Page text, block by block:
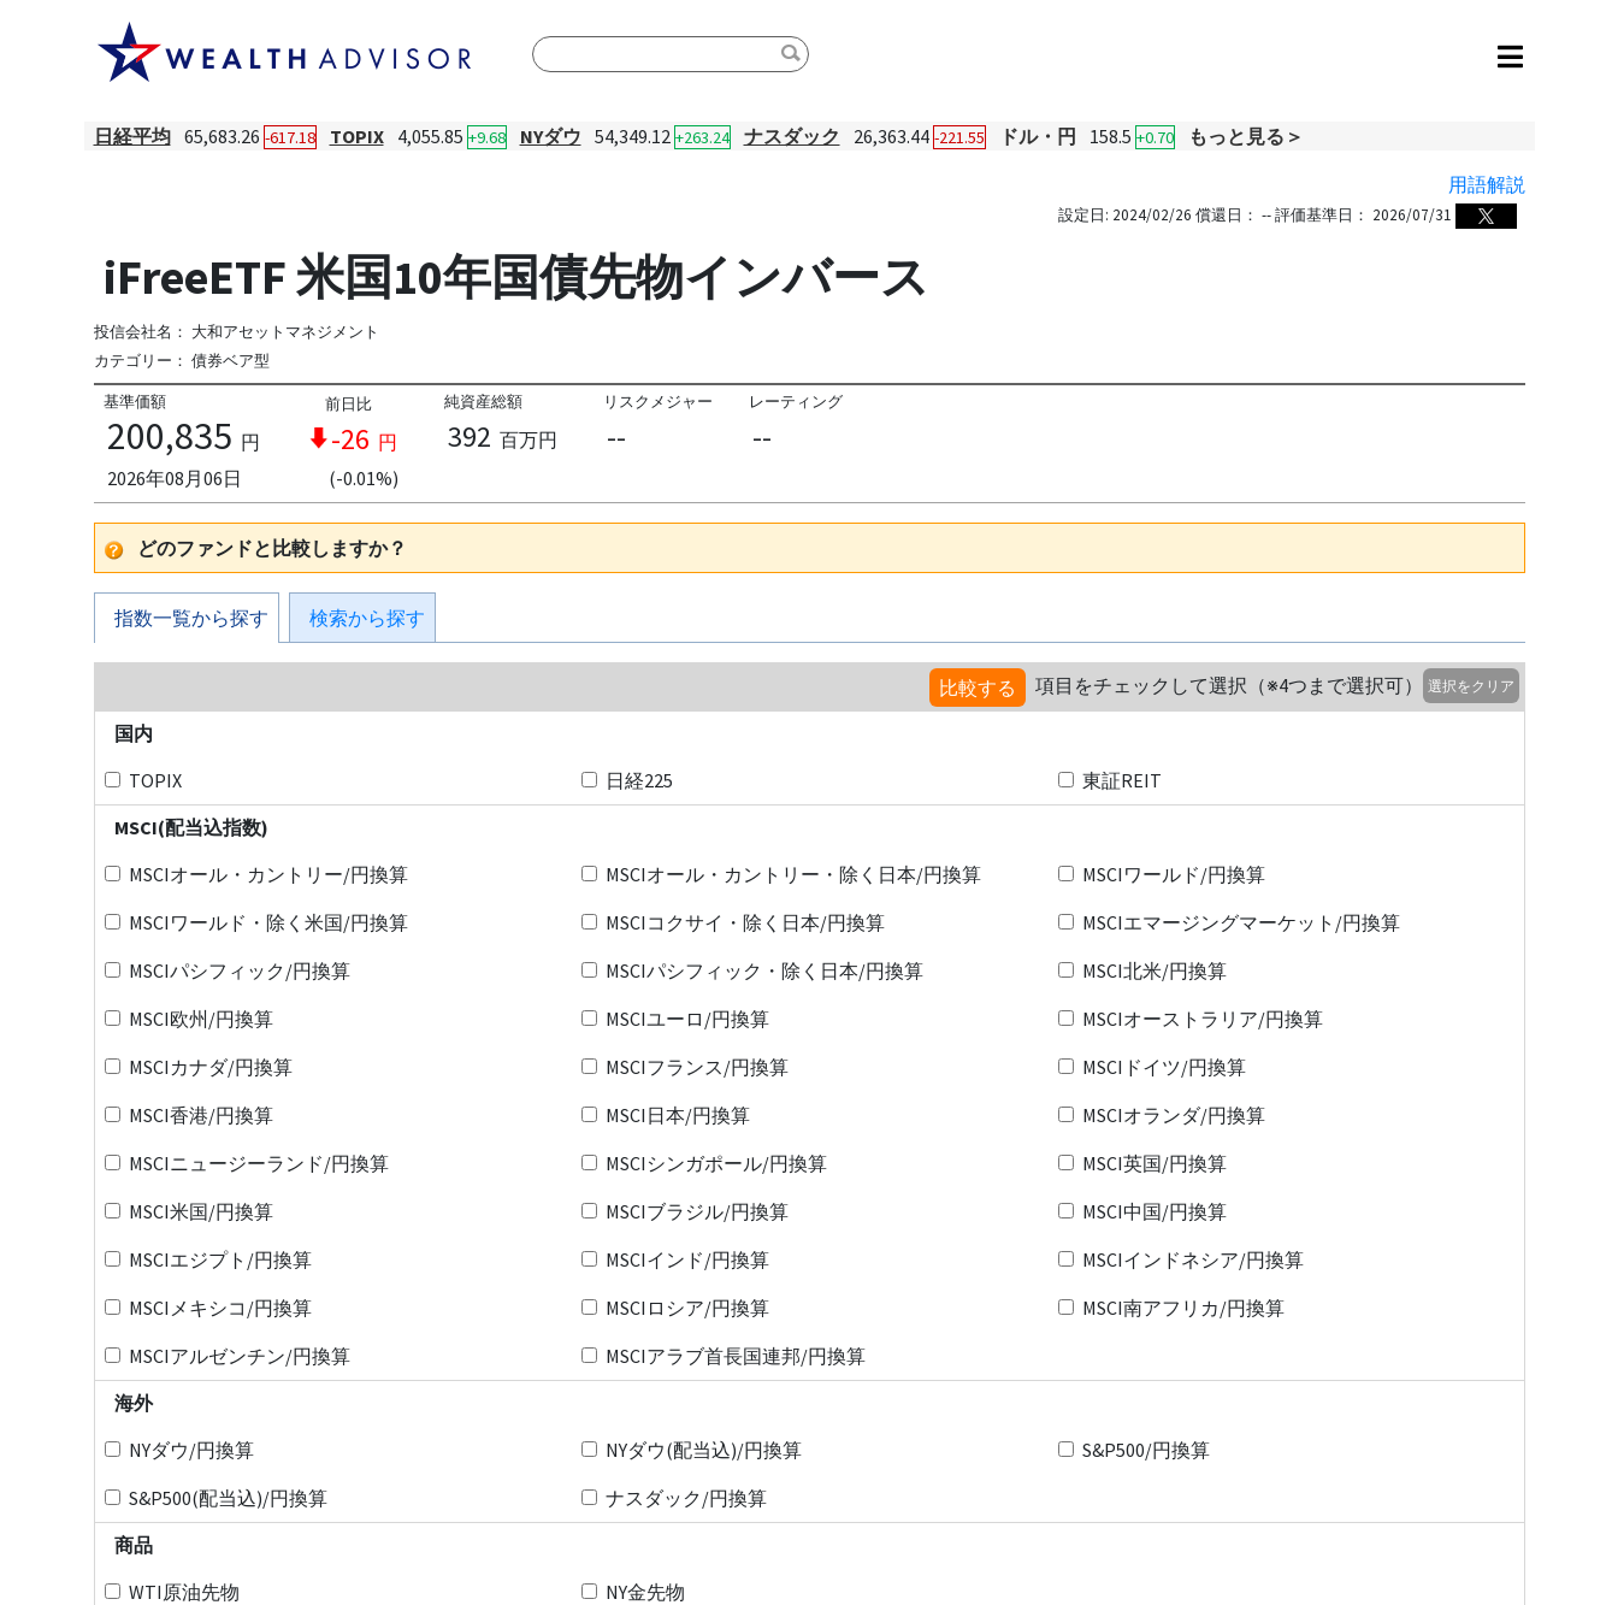
日経平均 65,683.26 -617.18 TOPIX 4,055.85 +9.68 NYダウ 54,349.12 +263.24 ナスダック 26,363.44 -221.55 ドル・円 158.5 +0.70
もっと見る＞
用語解説
設定日: 2024/02/26 償還日： -- 評価基準日： 2026/07/31
iFreeETF 米国10年国債先物インバース
投信会社名： 大和アセットマネジメント
カテゴリー： 債券ベア型
基準価額
200,835 円
2026年08月06日
前日比
-26 円
(-0.01%)
純資産総額
392 百万円
リスクメジャー
--
レーティング
--
どのファンドと比較しますか？
指数一覧から探す 検索から探す
比較する 項目をチェックして選択（※4つまで選択可） 選択をクリア
国内
TOPIX
日経225
東証REIT
MSCI(配当込指数)
MSCIオール・カントリー/円換算
MSCIオール・カントリー・除く日本/円換算
MSCIワールド/円換算
MSCIワールド・除く米国/円換算
MSCIコクサイ・除く日本/円換算
MSCIエマージングマーケット/円換算
MSCIパシフィック/円換算
MSCIパシフィック・除く日本/円換算
MSCI北米/円換算
MSCI欧州/円換算
MSCIユーロ/円換算
MSCIオーストラリア/円換算
MSCIカナダ/円換算
MSCIフランス/円換算
MSCIドイツ/円換算
MSCI香港/円換算
MSCI日本/円換算
MSCIオランダ/円換算
MSCIニュージーランド/円換算
MSCIシンガポール/円換算
MSCI英国/円換算
MSCI米国/円換算
MSCIブラジル/円換算
MSCI中国/円換算
MSCIエジプト/円換算
MSCIインド/円換算
MSCIインドネシア/円換算
MSCIメキシコ/円換算
MSCIロシア/円換算
MSCI南アフリカ/円換算
MSCIアルゼンチン/円換算
MSCIアラブ首長国連邦/円換算
海外
NYダウ/円換算
NYダウ(配当込)/円換算
S&P500/円換算
S&P500(配当込)/円換算
ナスダック/円換算
商品
WTI原油先物
NY金先物